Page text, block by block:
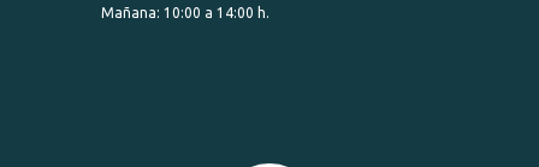
Mañana: 10:00 a 14:00 h.